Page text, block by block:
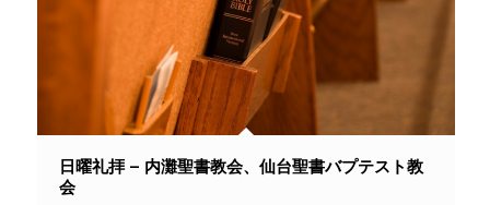
日曜礼拝 – 内灘聖書教会、仙台聖書バプテスト教
会